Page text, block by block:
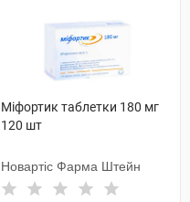
Міфортик таблетки 180 мг
120 шт
Новартіс Фарма Штейн